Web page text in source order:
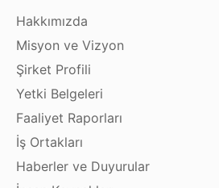
Hakkımızda
Misyon ve Vizyon
Şirket Profili
Yetki Belgeleri
Faaliyet Raporları
İş Ortakları
Haberler ve Duyurular